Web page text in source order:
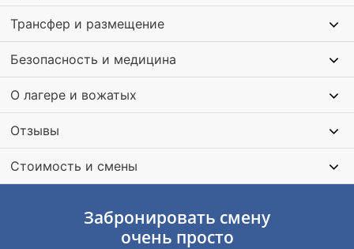
необходимыми для успешного общения, работы в команде
и личностного роста. За пять дней участники проходят
увлекательный путь развития, наполненный
интерактивным.
Трансфер и размещение
Безопасность и медицина
О лагере и вожатых
Отзывы
Стоимость и смены
Забронировать смену
очень просто